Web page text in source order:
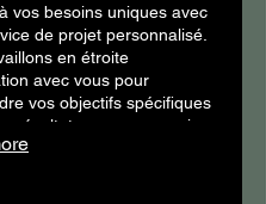
vos besoins uniques avec
de projet personnalisé.
en étroite
avec vous pour
vos objectifs spécifiques
résultat sur mesure qui
attentes. Ce service